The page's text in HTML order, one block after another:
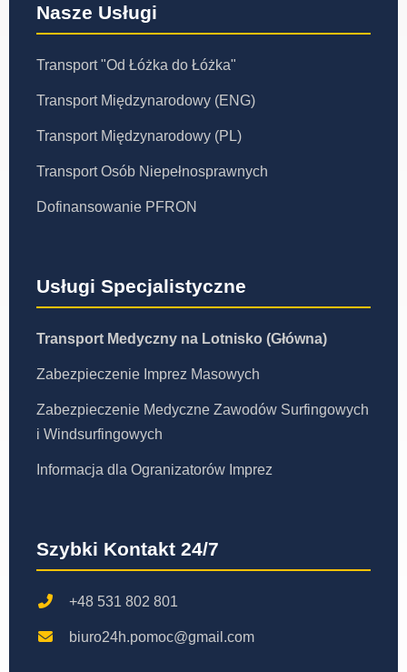
Nasze Usługi
Transport "Od Łóżka do Łóżka"
Transport Międzynarodowy (ENG)
Transport Międzynarodowy (PL)
Transport Osób Niepełnosprawnych
Dofinansowanie PFRON
Usługi Specjalistyczne
Transport Medyczny na Lotnisko (Główna)
Zabezpieczenie Imprez Masowych
Zabezpieczenie Medyczne Zawodów Surfingowych
i Windsurfingowych
Informacja dla Ogranizatorów Imprez
Szybki Kontakt 24/7
+48 531 802 801
biuro24h.pomoc@gmail.com